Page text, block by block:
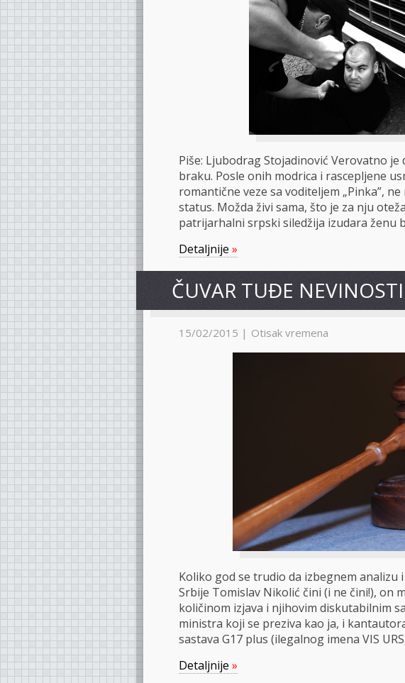
Piše: Ljubodrag Stojadinović Verovatno je
braku. Posle onih modrica i rascepljene
romantične veze sa voditeljem „Pinka”,
status. Možda živi sama, što je za nju
patrijarhalni srpski siledžija izudara ženu
Detaljnije »
ČUVAR TUĐE NEVINOSTI
15/02/2015 | Otisak vremena
Koliko god se trudio da izbegnem
Srbije Tomislav Nikolić čini (i ne čini!), on
količinom izjava i njihovim diskutabilnim
ministra koji se preziva kao ja, i
sastava G17 plus (ilegalnog imena VIS
Detaljnije »